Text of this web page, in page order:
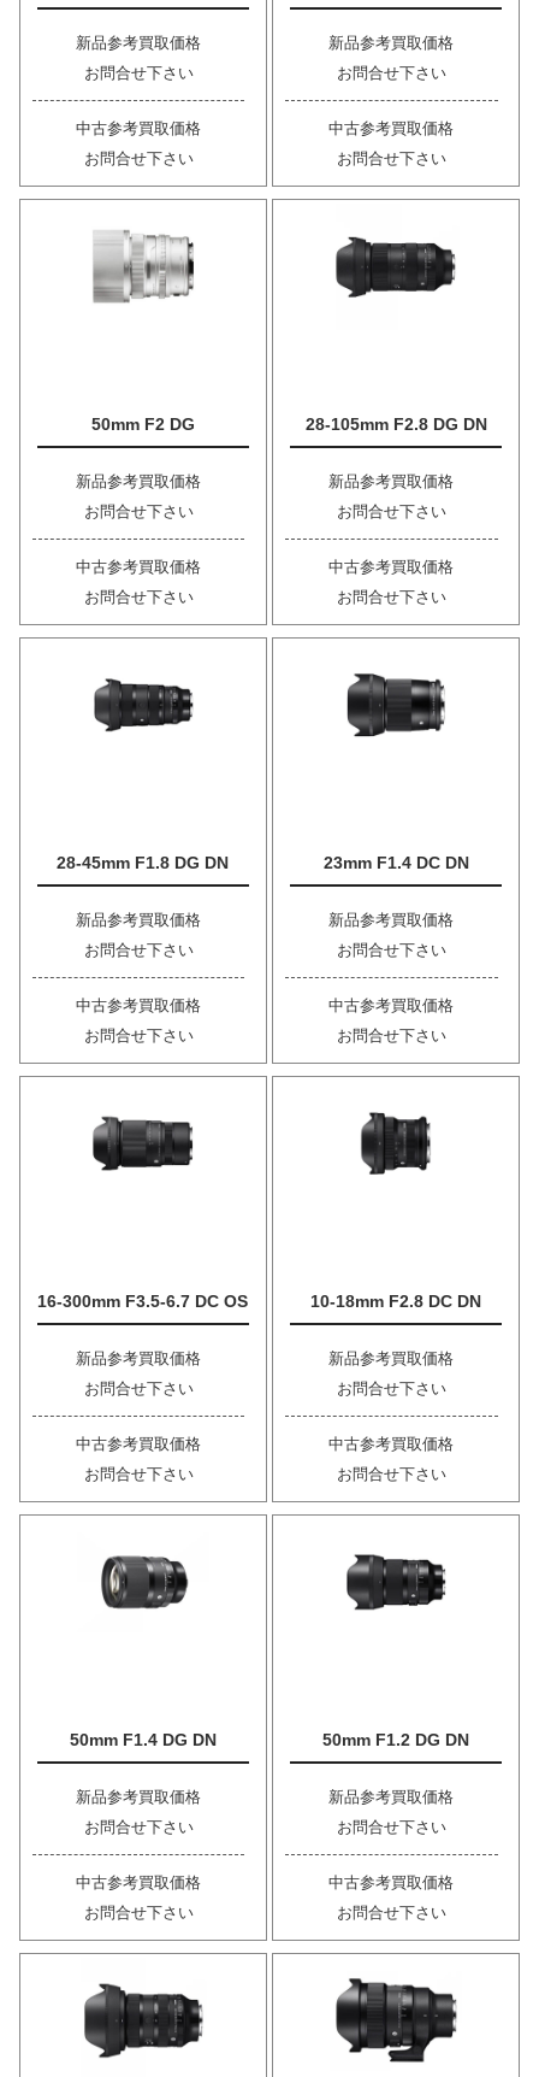
新品参考買取価格
お問合せ下さい
中古参考買取価格
お問合せ下さい
新品参考買取価格
お問合せ下さい
中古参考買取価格
お問合せ下さい
50mm F2 DG
新品参考買取価格
お問合せ下さい
中古参考買取価格
お問合せ下さい
28-105mm F2.8 DG DN
新品参考買取価格
お問合せ下さい
中古参考買取価格
お問合せ下さい
28-45mm F1.8 DG DN
新品参考買取価格
お問合せ下さい
中古参考買取価格
お問合せ下さい
23mm F1.4 DC DN
新品参考買取価格
お問合せ下さい
中古参考買取価格
お問合せ下さい
16-300mm F3.5-6.7 DC OS
新品参考買取価格
お問合せ下さい
中古参考買取価格
お問合せ下さい
10-18mm F2.8 DC DN
新品参考買取価格
お問合せ下さい
中古参考買取価格
お問合せ下さい
50mm F1.4 DG DN
新品参考買取価格
お問合せ下さい
中古参考買取価格
お問合せ下さい
50mm F1.2 DG DN
新品参考買取価格
お問合せ下さい
中古参考買取価格
お問合せ下さい